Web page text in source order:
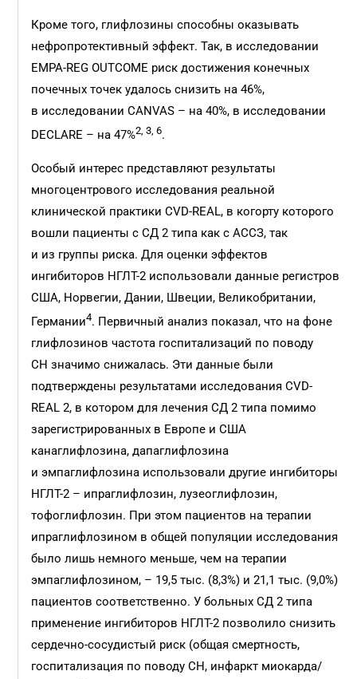
Кроме того, глифлозины способны оказывать
нефропротективный эффект. Так, в исследовании
EMPA-REG ОUTCОME риск достижения конечных
почечных точек удалось снизить на 46%,
в исследовании CANVAS – на 40%, в исследовании
DECLARE – на 47%2, 3, 6.
Особый интерес представляют результаты
многоцентрового исследования реальной
клинической практики CVD-REAL, в когорту которого
вошли пациенты с СД 2 типа как с АССЗ, так
и из группы риска. Для оценки эффектов
ингибиторов НГЛТ-2 использовали данные регистров
США, Норвегии, Дании, Швеции, Великобритании,
Германии4. Первичный анализ показал, что на фоне
глифлозинов частота госпитализаций по поводу
СН значимо снижалась. Эти данные были
подтверждены результатами исследования CVD-
REAL 2, в котором для лечения СД 2 типа помимо
зарегистрированных в Европе и США
канаглифлозина, дапаглифлозина
и эмпаглифлозина использовали другие ингибиторы
НГЛТ-2 – ипраглифлозин, лузеоглифлозин,
тофоглифлозин. При этом пациентов на терапии
ипраглифлозином в общей популяции исследования
было лишь немного меньше, чем на терапии
эмпаглифлозином, – 19,5 тыс. (8,3%) и 21,1 тыс. (9,0%)
пациентов соответственно. У больных СД 2 типа
применение ингибиторов НГЛТ-2 позволило снизить
сердечно-сосудистый риск (общая смертность,
госпитализация по поводу СН, инфаркт миокарда/